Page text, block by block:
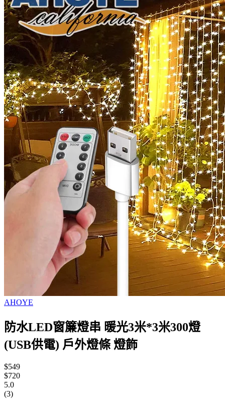
AHOYE
防水LED窗簾燈串 暖光3米*3米300燈
(USB供電) 戶外燈條 燈飾
$549
$720
5.0
(3)